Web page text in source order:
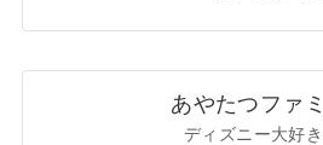
あやたつファ
ディズニー大好